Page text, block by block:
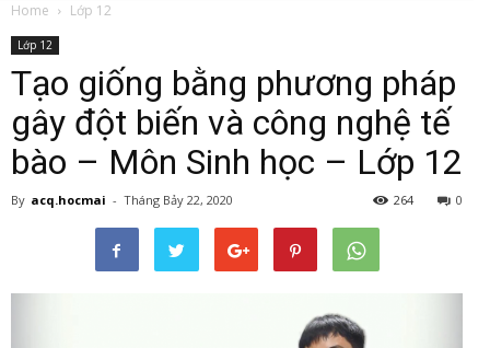
Home Lớp 12
Lớp 12
Tạo giống bằng phương pháp
gây đột biến và công nghệ tế
bào – Môn Sinh học – Lớp 12
By acq.hocmai - Tháng Bảy 22, 2020 0
264